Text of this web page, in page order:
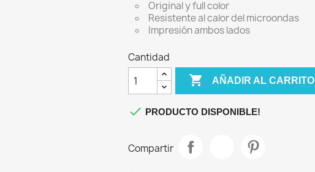
IPHONE 13 PRO MAX
Original y full color
Resistente al calor del microondas
Impresión ambos lados
Cantidad
 AÑADIR AL CARRITO
 PRODUCTO DISPONIBLE!
Compartir